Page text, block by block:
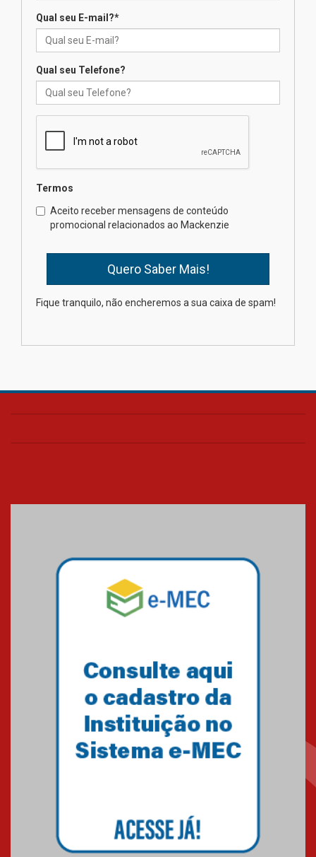
das novas tecnologias em
calouros do segundo semestre
04.08.2026
Brasília prepara seus
estudantes para o PAS antes
mesmo do Ensino Médio
na educação dos filhos além da
Qual seu E-mail?*
Qual seu Telefone?
Termos
Aceito receber mensagens de conteúdo
promocional relacionados ao Mackenzie
Fique tranquilo, não encheremos a sua caixa de spam!